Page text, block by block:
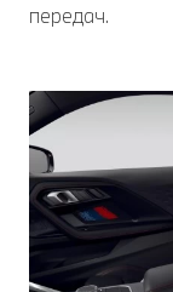
передач.